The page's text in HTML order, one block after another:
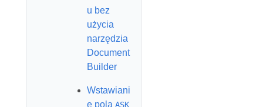
u bez
użycia
narzędzia
Document
Builder
Wstawiani
e pola ASK